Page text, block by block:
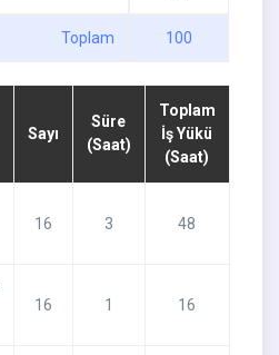
Toplam 100
Sayı
Süre
(Saat)
Toplam
İş Yükü
(Saat)
16 3 48
16 1 16